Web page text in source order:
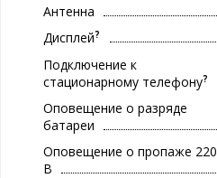
Антенна
Дисплей?
Подключение к
стационарному телефону?
Оповещение о разряде
батареи
Оповещение о пропаже 220
В